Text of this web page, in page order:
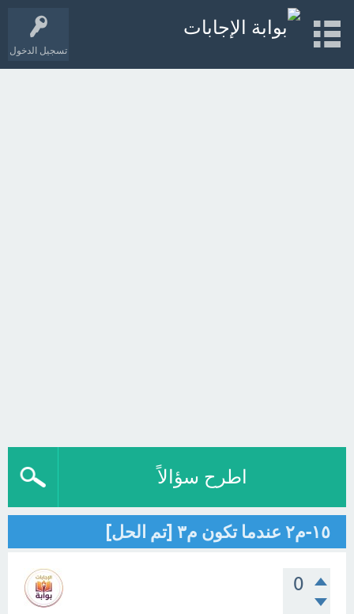
تسجيل الدخول
اطرح سؤالاً
١٥-م٢ عندما تكون م٣ [تم الحل]
0